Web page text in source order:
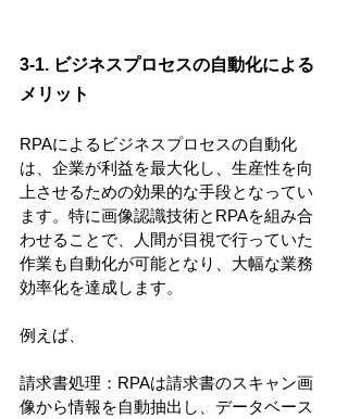
3-1. ビジネスプロセスの自動化による
メリット
RPAによるビジネスプロセスの自動化
は、企業が利益を最大化し、生産性を向
上させるための効果的な手段となってい
ます。特に画像認識技術とRPAを組み合
わせることで、人間が目視で行っていた
作業も自動化が可能となり、大幅な業務
効率化を達成します。
例えば、
請求書処理：RPAは請求書のスキャン画
像から情報を自動抽出し、データベース